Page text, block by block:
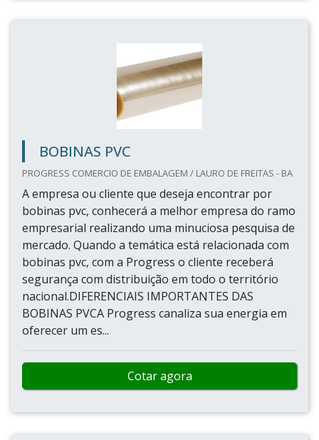
BOBINAS PVC
PROGRESS COMERCIO DE EMBALAGEM / LAURO DE FREITAS - BA
A empresa ou cliente que deseja encontrar por
bobinas pvc, conhecerá a melhor empresa do ramo
empresarial realizando uma minuciosa pesquisa de
mercado. Quando a temática está relacionada com
bobinas pvc, com a Progress o cliente receberá
segurança com distribuição em todo o território
nacional.DIFERENCIAIS IMPORTANTES DAS
BOBINAS PVCA Progress canaliza sua energia em
oferecer um es...
Cotar agora